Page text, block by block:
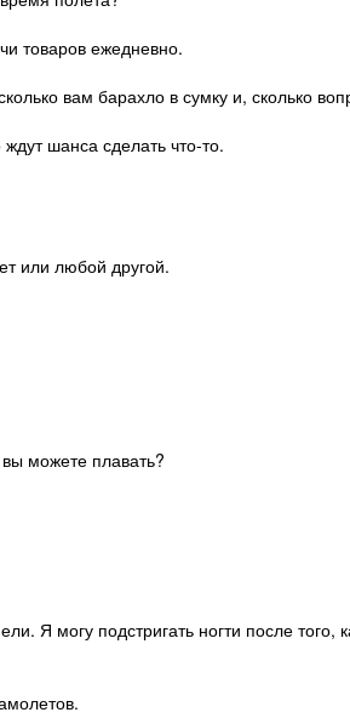
товаров ежедневно.
вам барахло в сумку и, сколько
шанса сделать что-то.
или любой другой.
можете плавать?
Я могу подстригать ногти после того,